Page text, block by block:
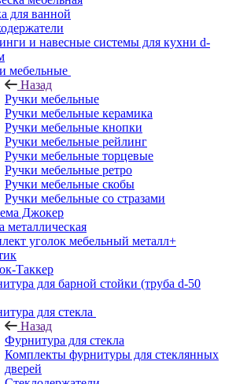
для ванной
и навесные системы для кухни d-
мебельные
Назад
Ручки мебельные
Ручки мебельные керамика
Ручки мебельные кнопки
Ручки мебельные рейлинг
Ручки мебельные торцевые
Ручки мебельные ретро
Ручки мебельные скобы
Ручки мебельные со стразами
Джокер
металлическая
уголок мебельный металл+
Таккер
для барной стойки (труба d-50
для стекла
Назад
Фурнитура для стекла
Комплекты фурнитуры для стеклянных
дверей